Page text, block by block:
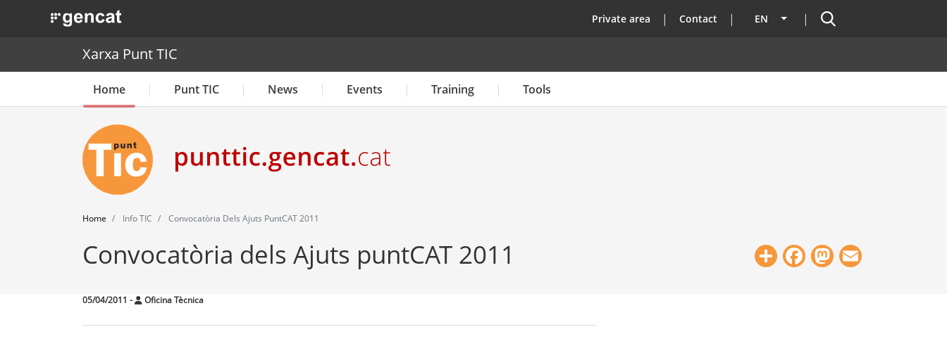
. Obre en una nova finestra. top
Private area Contact EN List additional actions
Search
Xarxa Punt TIC
Home Punt TIC News Events Training Tools
Home Info TIC Convocatòria Dels Ajuts PuntCAT 2011
Convocatòria dels Ajuts puntCAT 2011 ShareFacebook
Mastodon
05/04/2011 - Oficina Tècnica